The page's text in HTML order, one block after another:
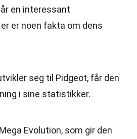
en interessant
er noen fakta om dens
seg til Pidgeot, får den
i sine statistikker.
Evolution, som gir den